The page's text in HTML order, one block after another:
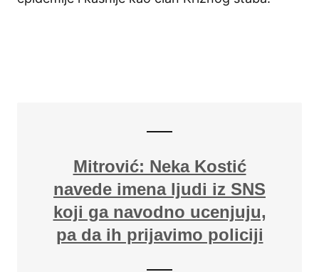
Mitrović: Neka Kostić
navede imena ljudi iz SNS
koji ga navodno ucenjuju,
pa da ih prijavimo policiji